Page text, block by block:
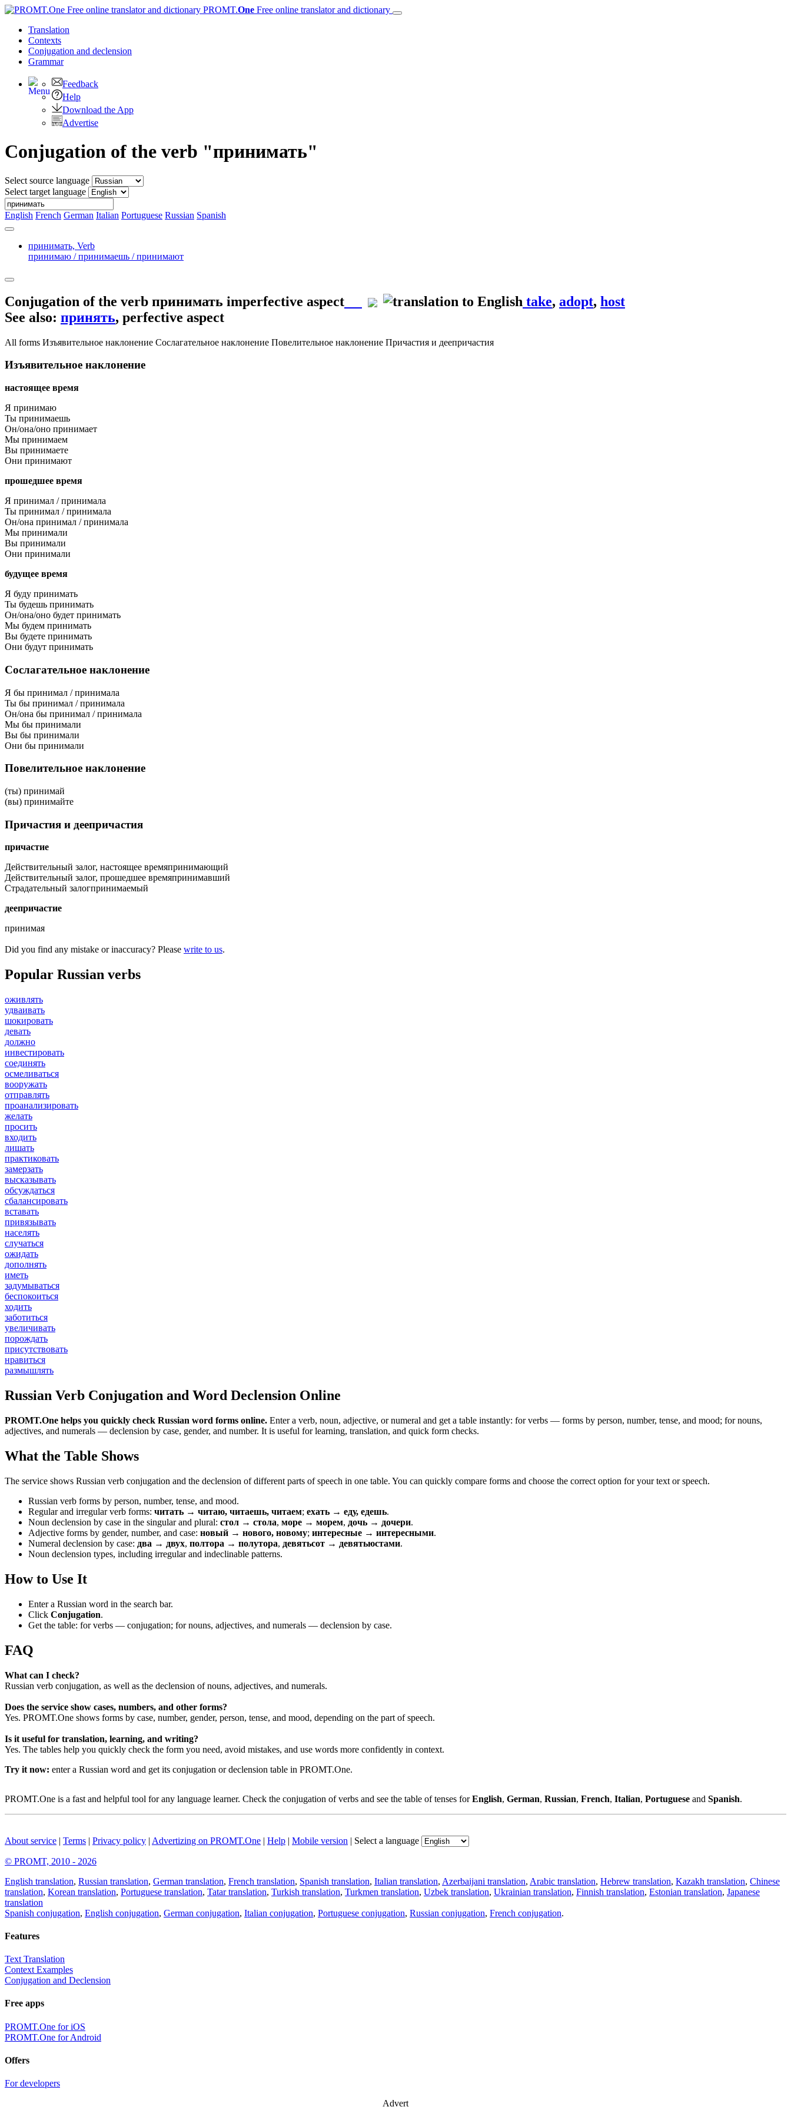
PROMT.One Free online translator and dictionary
Translation
Contexts
Conjugation and declension
Grammar
Feedback
Help
Download the App
Advertise
Conjugation of the verb "принимать"
Select source language
Select target language
English French German Italian Portuguese Russian Spanish
принимать, Verb
принимаю / принимаешь / принимают
Conjugation of the verb принимать imperfective aspect take, adopt, host
See also: принять, perfective aspect
All forms Изъявительное наклонение Сослагательное наклонение Повелительное наклонение Причастия и деепричастия
Изъявительное наклонение
настоящее время
Я принимаю
Ты принимаешь
Он/она/оно принимает
Мы принимаем
Вы принимаете
Они принимают
прошедшее время
Я принимал / принимала
Ты принимал / принимала
Он/она принимал / принимала
Мы принимали
Вы принимали
Они принимали
будущее время
Я буду принимать
Ты будешь принимать
Он/она/оно будет принимать
Мы будем принимать
Вы будете принимать
Они будут принимать
Сослагательное наклонение
Я бы принимал / принимала
Ты бы принимал / принимала
Он/она бы принимал / принимала
Мы бы принимали
Вы бы принимали
Они бы принимали
Повелительное наклонение
(ты) принимай
(вы) принимайте
Причастия и деепричастия
причастие
Действительный залог, настоящее времяпринимающий
Действительный залог, прошедшее времяпринимавший
Страдательный залогпринимаемый
деепричастие
принимая
Did you find any mistake or inaccuracy? Please write to us.
Popular Russian verbs
оживлять
удваивать
шокировать
девать
должно
инвестировать
соединять
осмеливаться
вооружать
отправлять
проанализировать
желать
просить
входить
лишать
практиковать
замерзать
высказывать
обсуждаться
сбалансировать
вставать
привязывать
населять
случаться
ожидать
дополнять
иметь
задумываться
беспокоиться
ходить
заботиться
увеличивать
порождать
присутствовать
нравиться
размышлять
Russian Verb Conjugation and Word Declension Online
PROMT.One helps you quickly check Russian word forms online. Enter a verb, noun, adjective, or numeral and get a table instantly: for verbs — forms by person, number, tense, and mood; for nouns,
adjectives, and numerals — declension by case, gender, and number. It is useful for learning, translation, and quick form checks.
What the Table Shows
The service shows Russian verb conjugation and the declension of different parts of speech in one table. You can quickly compare forms and choose the correct option for your text or speech.
Russian verb forms by person, number, tense, and mood.
Regular and irregular verb forms: читать → читаю, читаешь, читаем; ехать → еду, едешь.
Noun declension by case in the singular and plural: стол → стола, море → морем, дочь → дочери.
Adjective forms by gender, number, and case: новый → нового, новому; интересные → интересными.
Numeral declension by case: два → двух, полтора → полутора, девятьсот → девятьюстами.
Noun declension types, including irregular and indeclinable patterns.
How to Use It
Enter a Russian word in the search bar.
Click Conjugation.
Get the table: for verbs — conjugation; for nouns, adjectives, and numerals — declension by case.
FAQ
What can I check?
Russian verb conjugation, as well as the declension of nouns, adjectives, and numerals.
Does the service show cases, numbers, and other forms?
Yes. PROMT.One shows forms by case, number, gender, person, tense, and mood, depending on the part of speech.
Is it useful for translation, learning, and writing?
Yes. The tables help you quickly check the form you need, avoid mistakes, and use words more confidently in context.
Try it now: enter a Russian word and get its conjugation or declension table in PROMT.One.
PROMT.One is a fast and helpful tool for any language learner. Check the conjugation of verbs and see the table of tenses forEnglish, German, Russian, French, Italian, Portuguese and Spanish.
About service | Terms | Privacy policy | Advertizing on PROMT.One | Help | Mobile version | Select a language
© PROMT, 2010 - 2026
English translation, Russian translation, German translation, French translation, Spanish translation, Italian translation, Azerbaijani translation, Arabic translation, Hebrew translation, Kazakh translation, Chinese
translation, Korean translation, Portuguese translation, Tatar translation, Turkish translation, Turkmen translation, Uzbek translation, Ukrainian translation, Finnish translation, Estonian translation, Japanese
translation
Spanish conjugation, English conjugation, German conjugation, Italian conjugation, Portuguese conjugation, Russian conjugation, French conjugation.
Features
Text Translation
Context Examples
Conjugation and Declension
Free apps
PROMT.One for iOS
PROMT.One for Android
Offers
For developers
Advert